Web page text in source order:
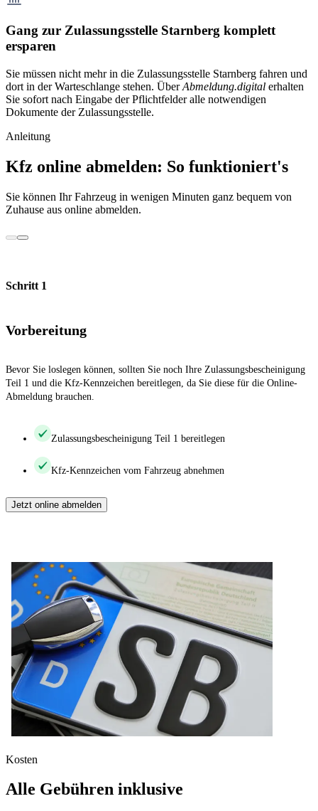
Gang zur Zulassungsstelle Starnberg komplett
ersparen
Sie müssen nicht mehr in die Zulassungsstelle Starnberg fahren und
dort in der Warteschlange stehen. ÜberAbmeldung.digital erhalten
Sie sofort nach Eingabe der Pflichtfelder alle notwendigen
Dokumente der Zulassungsstelle.
Anleitung
Kfz online abmelden: So funktioniert's
Sie können Ihr Fahrzeug in wenigen Minuten ganz bequem von
Zuhause aus online abmelden.
Schritt 1
Vorbereitung
Bevor Sie loslegen können, sollten Sie noch Ihre Zulassungsbescheinigung
Teil 1 und die Kfz-Kennzeichen bereitlegen, da Sie diese für die Online-
Abmeldung brauchen.
Zulassungsbescheinigung Teil 1 bereitlegen
Kfz-Kennzeichen vom Fahrzeug abnehmen
Jetzt online abmelden
Kosten
Alle Gebühren inklusive